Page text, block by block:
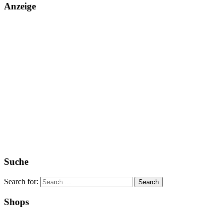
Anzeige
Suche
Search for:
Shops